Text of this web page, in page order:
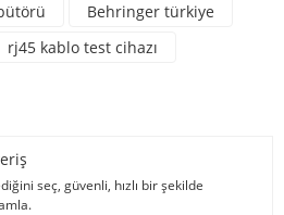
Behringer türkiye
rj45 kablo test cihazı
seç, güvenli, hızlı bir şekilde